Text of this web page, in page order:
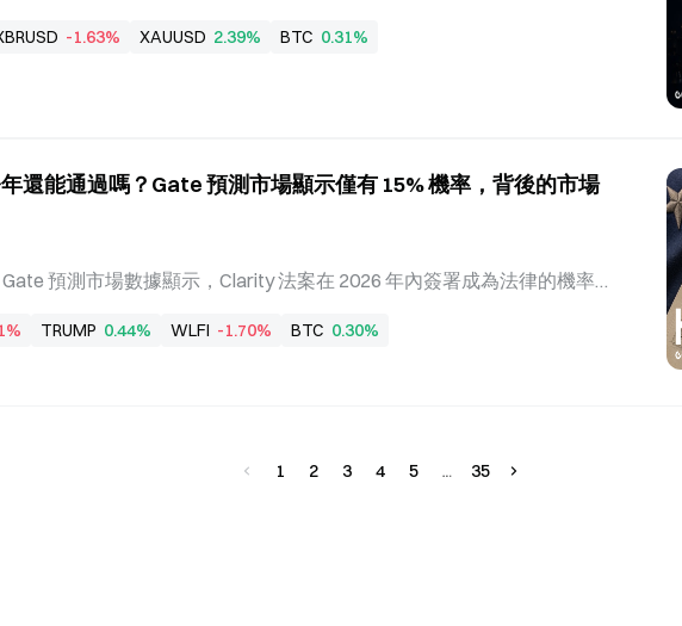
網站上移除了與伊朗相關的部分制裁，一名財政部官員向福斯新聞表
任何轉變。今天的移除是正常行政程序的一部分，是在審查與巴格達航
當海峽從「封鎖」向「重開」擺動，原油、黃金與比特幣三類資產正經
擊。 荷姆茲海峽協議對三類資產影響比較圖 原油：風險溢價回落，油
海峽局勢影響最直接的資產。市場此前交易的核心邏輯是「衝突升級
峽封鎖意味著每日約1,700萬桶的原油運輸受阻，這一風險溢價在過
險下降 → 能
-1.63% XAUUSD 2.39% BTC 0.31%
還能通過嗎？Gate 預測市場顯示僅有 15% 機率，背後的市場
Gate 預測市場數據顯示，Clarity 法案在 2026 年內簽署成為法律的機率
越了眾議院跨黨派通過、參議院銀行委員會推進等多個關鍵節點——機
折射出的不僅是立法進程的延宕，更是市場對法案可行性的系統性重
，預測市場正式推出該合約。2 月 19 日，機率一度攀升至 82% 的高點。
TRUMP 0.44% WLFI -1.70% BTC 0.30%
1 2 3 4 5 35